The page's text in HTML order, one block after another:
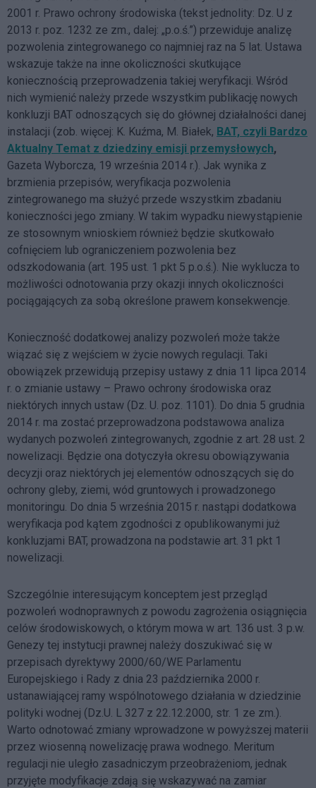
2001 r. Prawo ochrony środowiska (tekst jednolity: Dz. U z
2013 r. poz. 1232 ze zm., dalej: „p.o.ś.”) przewiduje analizę
pozwolenia zintegrowanego co najmniej raz na 5 lat. Ustawa
wskazuje także na inne okoliczności skutkujące
koniecznością przeprowadzenia takiej weryfikacji. Wśród
nich wymienić należy przede wszystkim publikację nowych
konkluzji BAT odnoszących się do głównej działalności danej
instalacji (zob. więcej: K. Kuźma, M. Białek, BAT, czyli Bardzo
Aktualny Temat z dziedziny emisji przemysłowych,
Gazeta Wyborcza, 19 września 2014 r.). Jak wynika z
brzmienia przepisów, weryfikacja pozwolenia
zintegrowanego ma służyć przede wszystkim zbadaniu
konieczności jego zmiany. W takim wypadku niewystąpienie
ze stosownym wnioskiem również będzie skutkowało
cofnięciem lub ograniczeniem pozwolenia bez
odszkodowania (art. 195 ust. 1 pkt 5 p.o.ś.). Nie wyklucza to
możliwości odnotowania przy okazji innych okoliczności
pociągających za sobą określone prawem konsekwencje.
Konieczność dodatkowej analizy pozwoleń może także
wiązać się z wejściem w życie nowych regulacji. Taki
obowiązek przewidują przepisy ustawy z dnia 11 lipca 2014
r. o zmianie ustawy – Prawo ochrony środowiska oraz
niektórych innych ustaw (Dz. U. poz. 1101). Do dnia 5 grudnia
2014 r. ma zostać przeprowadzona podstawowa analiza
wydanych pozwoleń zintegrowanych, zgodnie z art. 28 ust. 2
nowelizacji. Będzie ona dotyczyła okresu obowiązywania
decyzji oraz niektórych jej elementów odnoszących się do
ochrony gleby, ziemi, wód gruntowych i prowadzonego
monitoringu. Do dnia 5 września 2015 r. nastąpi dodatkowa
weryfikacja pod kątem zgodności z opublikowanymi już
konkluzjami BAT, prowadzona na podstawie art. 31 pkt 1
nowelizacji.
Szczególnie interesującym konceptem jest przegląd
pozwoleń wodnoprawnych z powodu zagrożenia osiągnięcia
celów środowiskowych, o którym mowa w art. 136 ust. 3 p.w.
Genezy tej instytucji prawnej należy doszukiwać się w
przepisach dyrektywy 2000/60/WE Parlamentu
Europejskiego i Rady z dnia 23 października 2000 r.
ustanawiającej ramy wspólnotowego działania w dziedzinie
polityki wodnej (Dz.U. L 327 z 22.12.2000, str. 1 ze zm.).
Warto odnotować zmiany wprowadzone w powyższej materii
przez wiosenną nowelizację prawa wodnego. Meritum
regulacji nie uległo zasadniczym przeobrażeniom, jednak
przyjęte modyfikacje zdają się wskazywać na zamiar